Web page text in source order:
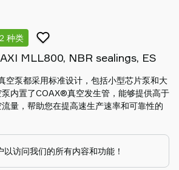
2 种类
MLL800, NBR sealings, ES
空泵都采用标准设计，包括小型芯片泵和大
内置了COAX®真空发生管，能够提供高于
量，帮助您在提高速生产速率和可靠性的
以访问我们的所有内容和功能！